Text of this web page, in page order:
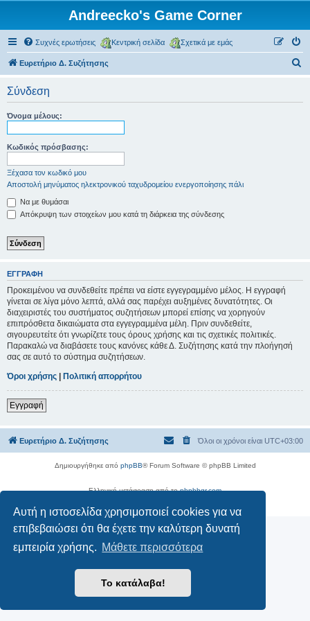
Αυτή η ιστοσελίδα χρησιμοποιεί cookies για να
επιβεβαιώσει ότι θα έχετε την καλύτερη δυνατή
εμπειρία χρήσης. Μάθετε περισσότερα
Το κατάλαβα!
Andreecko's Game Corner
Συχνές ερωτήσεις Κεντρική σελίδα Σχετικά με εμάς
Ευρετήριο Δ. Συζήτησης
Σύνδεση
Όνομα μέλους:
Κωδικός πρόσβασης:
Ξέχασα τον κωδικό μου
Αποστολή μηνύματος ηλεκτρονικού ταχυδρομείου ενεργοποίησης πάλι
Να με θυμάσαι
Απόκρυψη των στοιχείων μου κατά τη διάρκεια της σύνδεσης
ΕΓΓΡΑΦΉ
Προκειμένου να συνδεθείτε πρέπει να είστε εγγεγραμμένο μέλος. Η εγγραφή
γίνεται σε λίγα μόνο λεπτά, αλλά σας παρέχει αυξημένες δυνατότητες. Οι
διαχειριστές του συστήματος συζητήσεων μπορεί επίσης να χορηγούν
επιπρόσθετα δικαιώματα στα εγγεγραμμένα μέλη. Πριν συνδεθείτε,
σιγουρευτείτε ότι γνωρίζετε τους όρους χρήσης και τις σχετικές πολιτικές.
Παρακαλώ να διαβάσετε τους κανόνες κάθε Δ. Συζήτησης κατά την πλοήγησή
σας σε αυτό το σύστημα συζητήσεων.
Όροι χρήσης | Πολιτική απορρήτου
Εγγραφή
Ευρετήριο Δ. Συζήτησης Όλοι οι χρόνοι είναι UTC+03:00
Δημιουργήθηκε από phpBB® Forum Software © phpBB Limited
Ελληνική μετάφραση από τοphpbbgr.com